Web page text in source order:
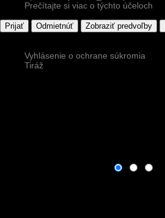
Prečítajte si viac o týchto účeloch
Prijať Odmietnúť Zobraziť predvoľby
Vyhlásenie o ochrane súkromia
Tiráž